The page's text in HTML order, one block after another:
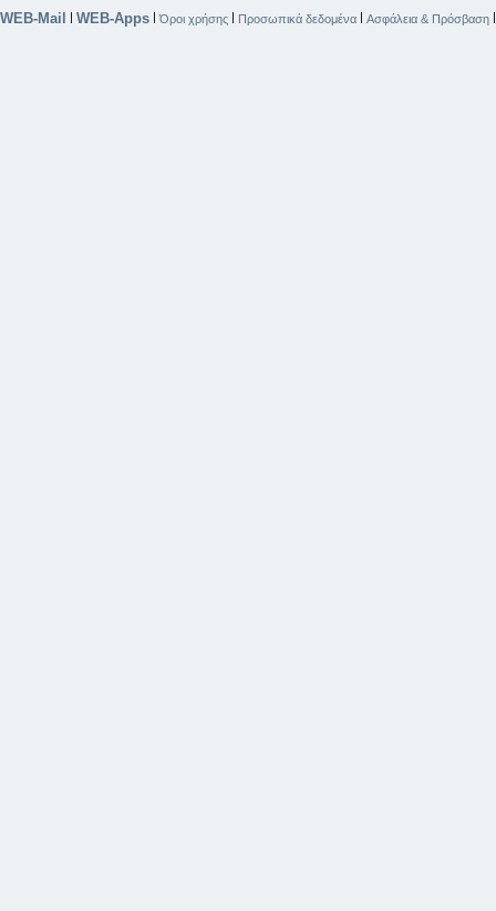
WEB-Mail | WEB-Apps |Όροι χρήσης | Προσωπικά δεδομένα | Ασφάλεια & Πρόσβαση